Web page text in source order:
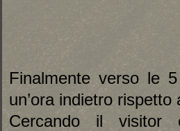
Finalmente verso le
un’ora indietro rispetto
Cercando il visitor